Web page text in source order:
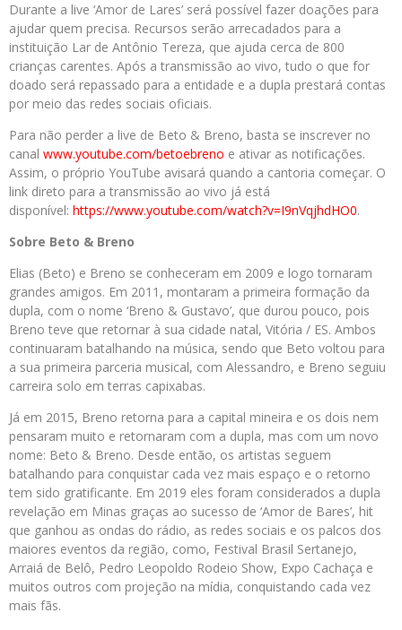
Durante a live ‘Amor de Lares’ será possível fazer doações para
ajudar quem precisa. Recursos serão arrecadados para a
instituição Lar de Antônio Tereza, que ajuda cerca de 800
crianças carentes. Após a transmissão ao vivo, tudo o que for
doado será repassado para a entidade e a dupla prestará contas
por meio das redes sociais oficiais.
Para não perder a live de Beto & Breno, basta se inscrever no
canal www.youtube.com/betoebreno e ativar as notificações.
Assim, o próprio YouTube avisará quando a cantoria começar. O
link direto para a transmissão ao vivo já está
disponível: https://www.youtube.com/watch?v=I9nVqjhdHO0.
Sobre Beto & Breno
Elias (Beto) e Breno se conheceram em 2009 e logo tornaram
grandes amigos. Em 2011, montaram a primeira formação da
dupla, com o nome ‘Breno & Gustavo’, que durou pouco, pois
Breno teve que retornar à sua cidade natal, Vitória / ES. Ambos
continuaram batalhando na música, sendo que Beto voltou para
a sua primeira parceria musical, com Alessandro, e Breno seguiu
carreira solo em terras capixabas.
Já em 2015, Breno retorna para a capital mineira e os dois nem
pensaram muito e retornaram com a dupla, mas com um novo
nome: Beto & Breno. Desde então, os artistas seguem
batalhando para conquistar cada vez mais espaço e o retorno
tem sido gratificante. Em 2019 eles foram considerados a dupla
revelação em Minas graças ao sucesso de ‘Amor de Bares’, hit
que ganhou as ondas do rádio, as redes sociais e os palcos dos
maiores eventos da região, como, Festival Brasil Sertanejo,
Arraiá de Belô, Pedro Leopoldo Rodeio Show, Expo Cachaça e
muitos outros com projeção na mídia, conquistando cada vez
mais fãs.